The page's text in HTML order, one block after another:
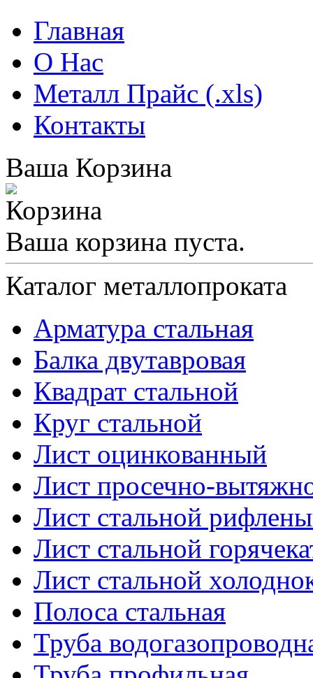
Главная
О Нас
Металл Прайс (.xls)
Контакты
Ваша Корзина
Ваша корзина пуста.
Каталог металлопроката
Арматура стальная
Балка двутавровая
Квадрат стальной
Круг стальной
Лист оцинкованный
Лист просечно-
Лист стальной
Лист стальной
Лист стальной
Полоса стальная
Труба